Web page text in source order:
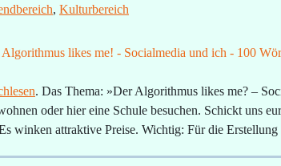
, Kulturbereich
. Das Thema: »Der Algorithmus likes me? –
oder hier eine Schule besuchen. Schickt uns
winken attraktive Preise. Wichtig: Für die